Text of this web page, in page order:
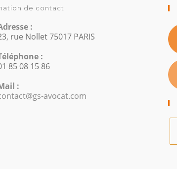
de contact
:
rue Nollet 75017 PARIS
:
85 08 15 86
:
avocat.comS’ouvre